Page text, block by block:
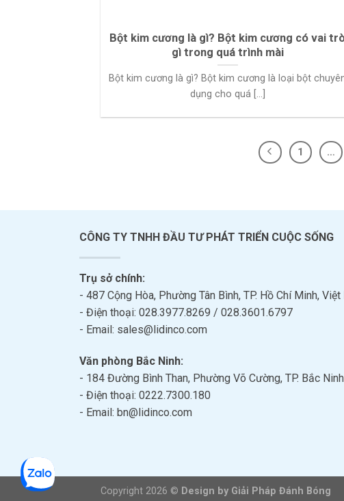
Bột kim cương là gì? Bột kim cương có vai
gì trong quá trình mài
Bột kim cương là gì? Bột kim cương là loại bột
dụng cho quá [...]
1 …
CÔNG TY TNHH ĐẦU TƯ PHÁT TRIỂN CUỘC SỐNG
Trụ sở chính:
- 487 Cộng Hòa, Phường Tân Bình, TP. Hồ Chí Minh, Việt
- Điện thoại: 028.3977.8269 / 028.3601.6797
- Email: sales@lidinco.com
Văn phòng Bắc Ninh:
- 184 Đường Bình Than, Phường Võ Cường, TP. Bắc Ninh
- Điện thoại: 0222.7300.180
- Email: bn@lidinco.com
Copyright 2026 © Design by Giải Pháp Đánh Bóng